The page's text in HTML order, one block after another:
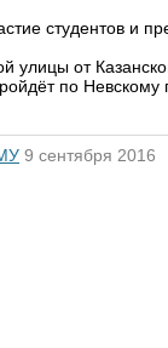
студентов и
улицы от
по Невскому
9 сентября 2016